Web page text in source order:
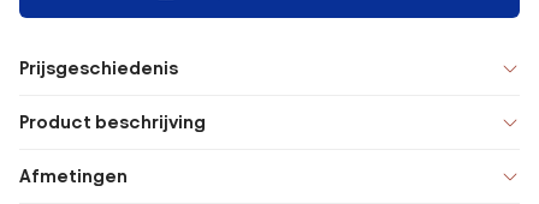
Prijsgeschiedenis
Product beschrijving
Afmetingen